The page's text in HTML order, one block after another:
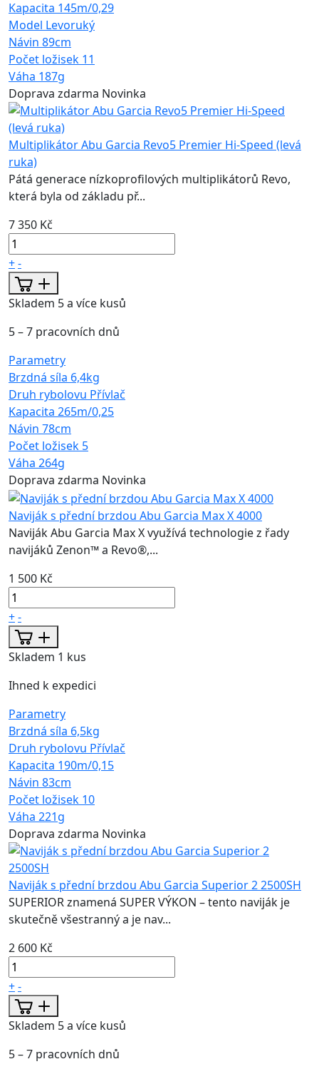
Kapacita 145m/0,29
Model Levoruký
Návin 89cm
Počet ložisek 11
Váha 187g
Doprava zdarma Novinka
Multiplikátor Abu Garcia Revo5 Premier Hi-Speed (levá
ruka)
Pátá generace nízkoprofilových multiplikátorů Revo,
která byla od základu př...
7 350 Kč
+-
Skladem 5 a více kusů
5 – 7 pracovních dnů
Parametry
Brzdná síla 6,4kg
Druh rybolovu Přívlač
Kapacita 265m/0,25
Návin 78cm
Počet ložisek 5
Váha 264g
Doprava zdarma Novinka
Naviják s přední brzdou Abu Garcia Max X 4000
Naviják Abu Garcia Max X využívá technologie z řady
navijáků Zenon™ a Revo®,...
1 500 Kč
+-
Skladem 1 kus
Ihned k expedici
Parametry
Brzdná síla 6,5kg
Druh rybolovu Přívlač
Kapacita 190m/0,15
Návin 83cm
Počet ložisek 10
Váha 221g
Doprava zdarma Novinka
Naviják s přední brzdou Abu Garcia Superior 2 2500SH
SUPERIOR znamená SUPER VÝKON – tento naviják je
skutečně všestranný a je nav...
2 600 Kč
+-
Skladem 5 a více kusů
5 – 7 pracovních dnů